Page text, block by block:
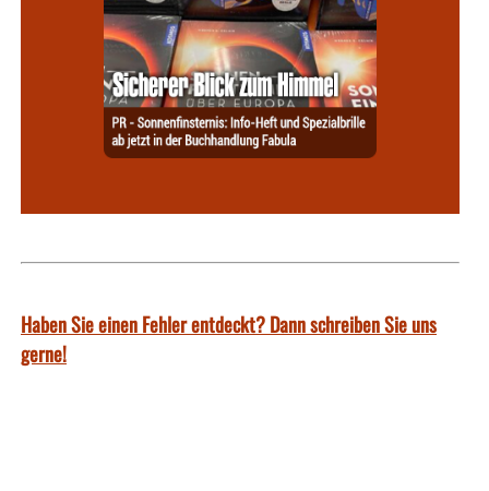
Haben Sie einen Fehler entdeckt? Dann schreiben Sie uns
gerne!